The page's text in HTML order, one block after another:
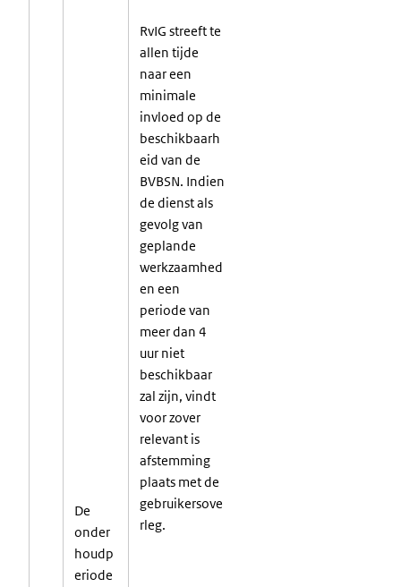
De
onder
houdp
eriode
RvIG streeft te
allen tijde
naar een
minimale
invloed op de
beschikbaarh
eid van de
BVBSN. Indien
de dienst als
gevolg van
geplande
werkzaamhed
en een
periode van
meer dan 4
uur niet
beschikbaar
zal zijn, vindt
voor zover
relevant is
afstemming
plaats met de
gebruikersove
rleg.